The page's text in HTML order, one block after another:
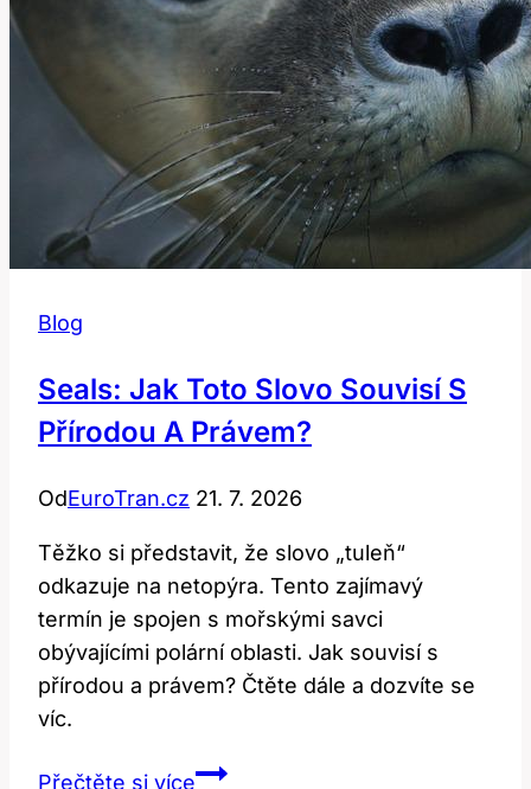
Blog
Seals: Jak Toto Slovo Souvisí S
Přírodou A Právem?
OdEuroTran.cz 21. 7. 2026
Těžko si představit, že slovo „tuleň“
odkazuje na netopýra. Tento zajímavý
termín je spojen s mořskými savci
obývajícími polární oblasti. Jak souvisí s
přírodou a právem? Čtěte dále a dozvíte se
víc.
Přečtěte si víceSeals: